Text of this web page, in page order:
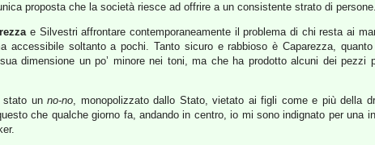
proposta che la società riesce ad offrire a un consistente strato di persone.
e Silvestri affrontare contemporaneamente il problema di chi resta ai
accessibile soltanto a pochi. Tanto sicuro e rabbioso è Caparezza,
dimensione un po’ minore nei toni, ma che ha prodotto alcuni dei pezzi
stato unno-no, monopolizzato dallo Stato, vietato ai figli come e più della
che qualche giorno fa, andando in centro, io mi sono indignato per una